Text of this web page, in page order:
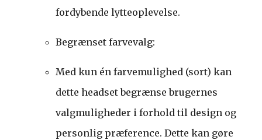
fordybende lytteoplevelse.
Begrænset farvevalg:
Med kun én farvemulighed (sort) kan
dette headset begrænse brugernes
valgmuligheder i forhold til design og
personlig præference. Dette kan gøre